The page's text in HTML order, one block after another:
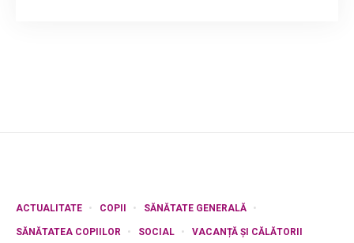
ACTUALITATE COPII SĂNĂTATE GENERALĂ
SĂNĂTATEA COPIILOR SOCIAL VACANȚĂ ȘI CĂLĂTORII